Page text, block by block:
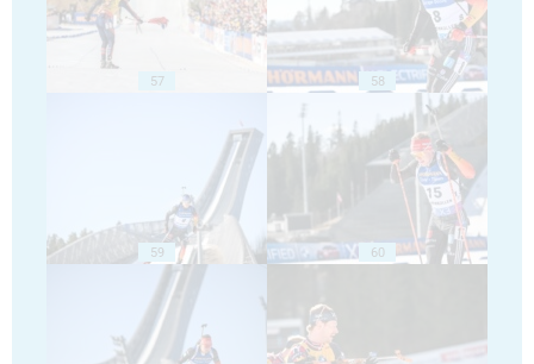
57 58
59 60